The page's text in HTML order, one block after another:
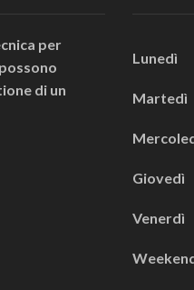
per
di un
Lunedì
Martedì
Giovedì
Venerdì